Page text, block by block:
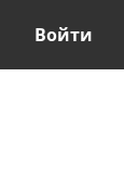
Войти